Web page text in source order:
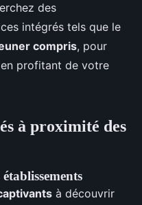
des
intégrés tels que le
compris, pour
profitant de votre
à proximité des
à découvrir